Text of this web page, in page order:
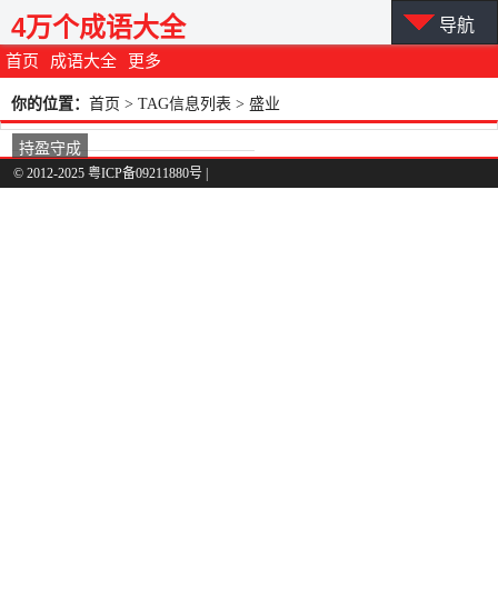
首页 成语大全 更多
4万个成语大全 导航
你的位置： 首页 > TAG信息列表 > 盛业
持盈守成
© 2012-2025 粤ICP备09211880号 |